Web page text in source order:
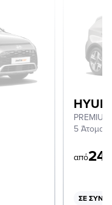
PREMIUM
5 Άτομα
από
ΣΕ